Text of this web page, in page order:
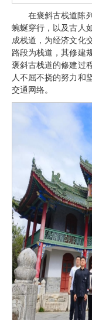
在褒斜古栈道陈
蜿蜒穿行，以及古人
成栈道，为经济文化
路段为栈道，其修建
褒斜古栈道的修建过
人不屈不挠的努力和
交通网络。